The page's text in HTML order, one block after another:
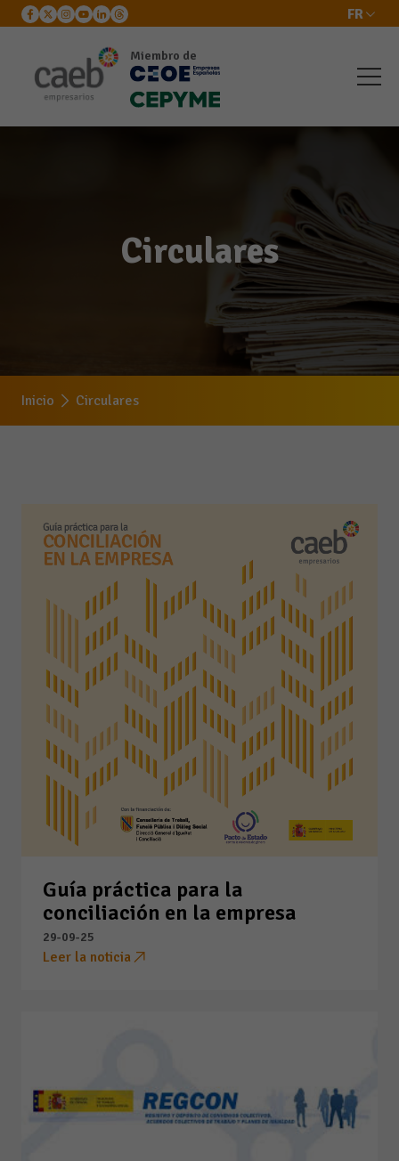
FR
Miembro de
Circulares
Inicio Circulares
Guía práctica para la
conciliación en la empresa
29-09-25
Leer la noticia